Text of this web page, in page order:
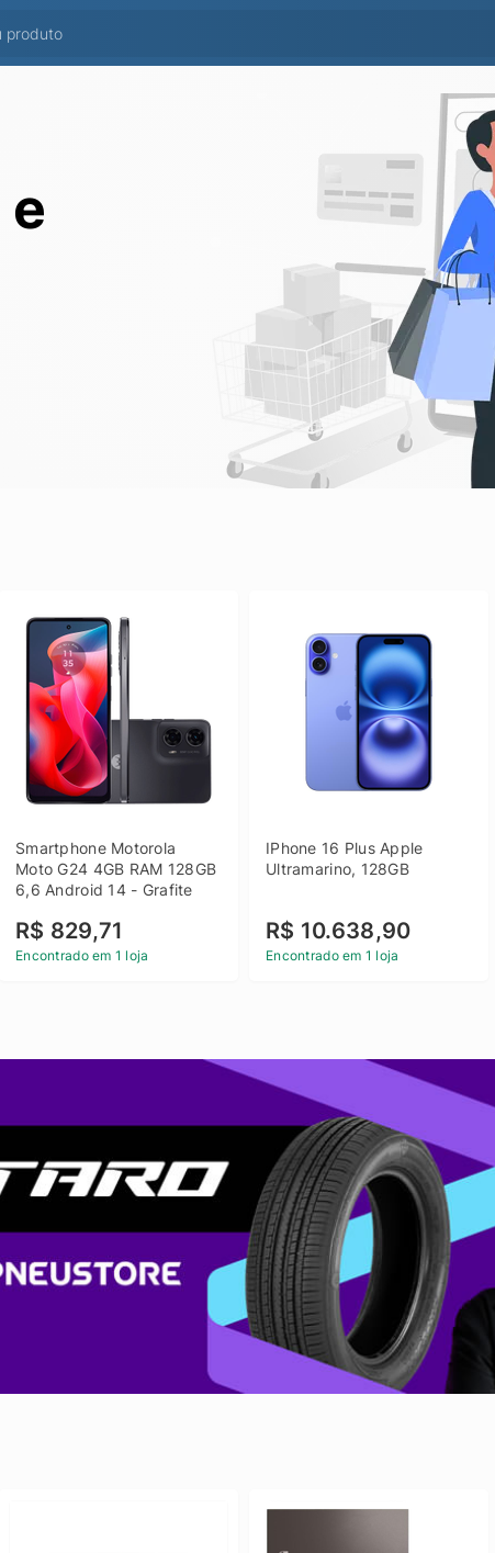
e
Smartphone Motorola
Moto G24 4GB RAM 128GB
6,6 Android 14 - Grafite
R$ 829,71
Encontrado em 1 loja
IPhone 16 Plus Apple
Ultramarino, 128GB
R$ 10.638,90
Encontrado em 1 loja